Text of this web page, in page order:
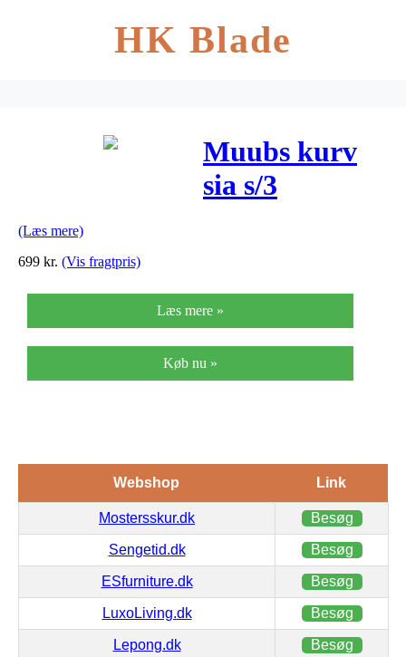
HK Blade
Muubs kurv
sia s/3
(Læs mere)
699 kr. (Vis fragtpris)
Læs mere »
Køb nu »
Webshop Link
Mostersskur.dk Besøg
Sengetid.dk Besøg
ESfurniture.dk Besøg
LuxoLiving.dk Besøg
Lepong.dk Besøg